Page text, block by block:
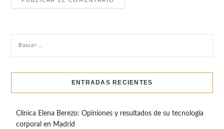
ENTRADAS RECIENTES
Clínica Elena Berezo: Opiniones y resultados de su tecnología
corporal en Madrid